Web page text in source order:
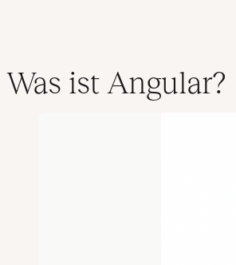
Was ist Angular?